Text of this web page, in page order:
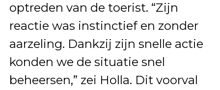
optreden van de toerist. “Zijn
reactie was instinctief en zonder
aarzeling. Dankzij zijn snelle actie
konden we de situatie snel
beheersen,” zei Holla. Dit voorval